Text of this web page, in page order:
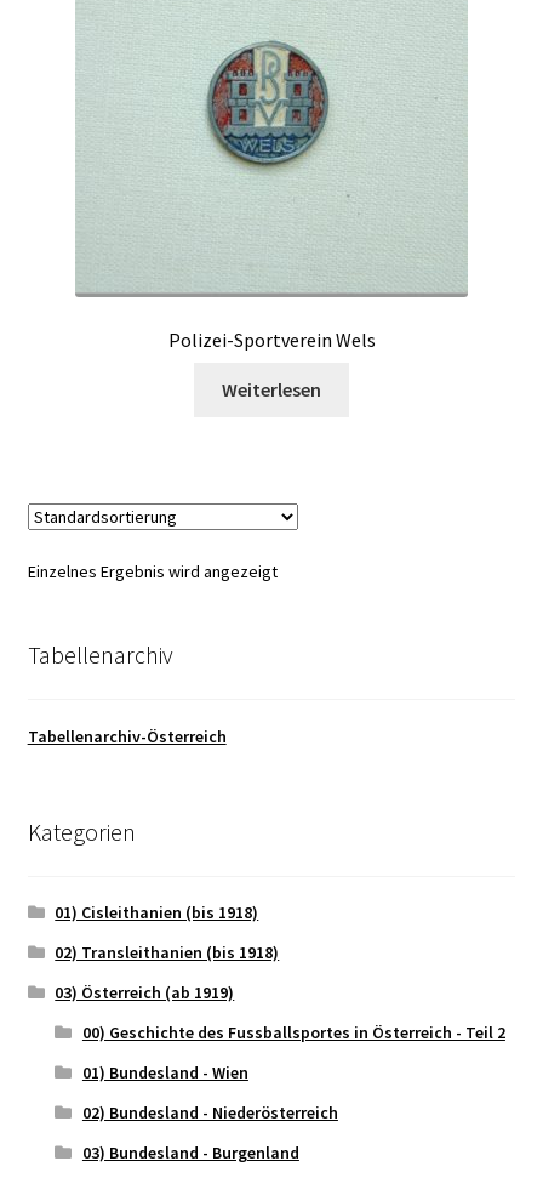
Polizei-Sportverein Wels
Weiterlesen
Einzelnes Ergebnis wird angezeigt
Tabellenarchiv
Tabellenarchiv-Österreich
Kategorien
01) Cisleithanien (bis 1918)
02) Transleithanien (bis 1918)
03) Österreich (ab 1919)
00) Geschichte des Fussballsportes in Österreich - Teil 2
01) Bundesland - Wien
02) Bundesland - Niederösterreich
03) Bundesland - Burgenland